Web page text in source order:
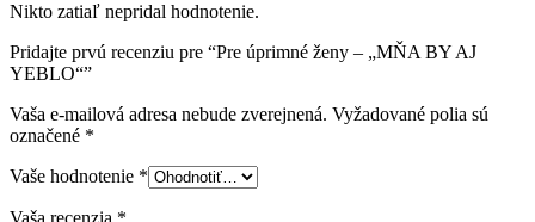
Nikto zatiaľ nepridal hodnotenie.
Pridajte prvú recenziu pre “Pre úprimné ženy – „MŇA BY AJ
YEBLO“”
Vaša e-mailová adresa nebude zverejnená. Vyžadované polia sú
označené *
Vaše hodnotenie *